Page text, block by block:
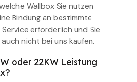
Wallbox Sie nutzen
Bindung an bestimmte
erforderlich und Sie
nicht bei uns kaufen.
oder 22KW Leistung